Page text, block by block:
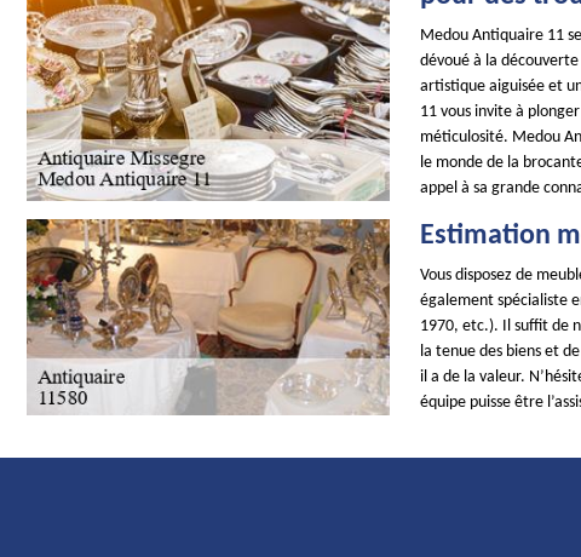
Medou Antiquaire 11
dévoué à la
artistique aiguisée et
11 vous invite à
méticulosité. Medou
le monde de la
appel à sa grande
Estimation
Vous disposez de
également spécialiste
1970, etc.). Il suffit de
la tenue des biens et
il a de la valeur.
équipe puisse être